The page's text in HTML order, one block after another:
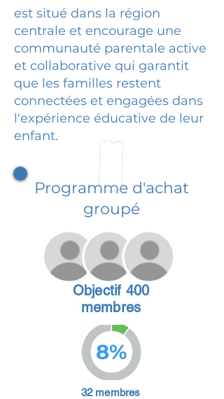
est situé dans la région
centrale et encourage une
communauté parentale active
et collaborative qui garantit
que les familles restent
connectées et engagées dans
l'expérience éducative de leur
enfant.
Programme d'achat
groupé
Objectif 400
membres
8%
32 membres